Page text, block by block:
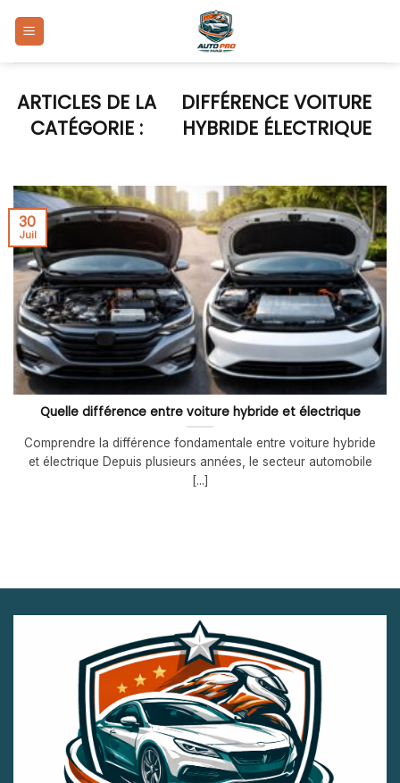
DIFFÉRENCE VOITURE
HYBRIDE ÉLECTRIQUE
Quelle différence entre voiture hybride et électrique
Comprendre la différence fondamentale entre voiture hybride
et électrique Depuis plusieurs années, le secteur automobile
[...]
30
Juil